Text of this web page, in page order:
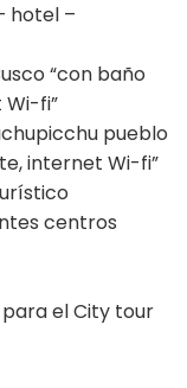
hotel –
“con baño
fi”
pueblo
internet Wi-fi”
centros
el City tour